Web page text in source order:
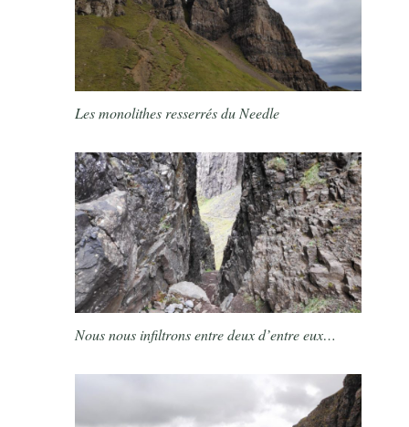
Les monolithes resserrés du Needle
Nous nous infiltrons entre deux d’entre eux…